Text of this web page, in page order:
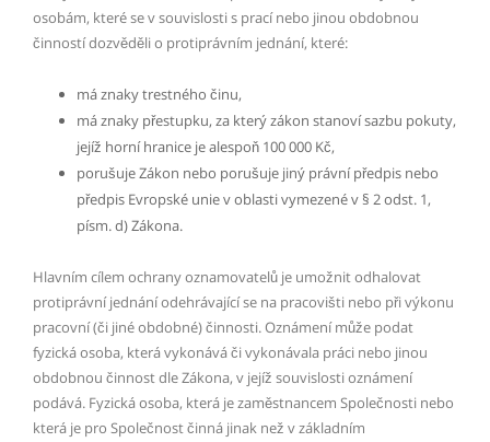
osobám, které se v souvislosti s prací nebo jinou obdobnou
činností dozvěděli o protiprávním jednání, které:
má znaky trestného činu,
má znaky přestupku, za který zákon stanoví sazbu pokuty,
jejíž horní hranice je alespoň 100 000 Kč,
porušuje Zákon nebo porušuje jiný právní předpis nebo
předpis Evropské unie v oblasti vymezené v § 2 odst. 1,
písm. d) Zákona.
Hlavním cílem ochrany oznamovatelů je umožnit odhalovat
protiprávní jednání odehrávající se na pracovišti nebo při výkonu
pracovní (či jiné obdobné) činnosti. Oznámení může podat
fyzická osoba, která vykonává či vykonávala práci nebo jinou
obdobnou činnost dle Zákona, v jejíž souvislosti oznámení
podává. Fyzická osoba, která je zaměstnancem Společnosti nebo
která je pro Společnost činná jinak než v základním